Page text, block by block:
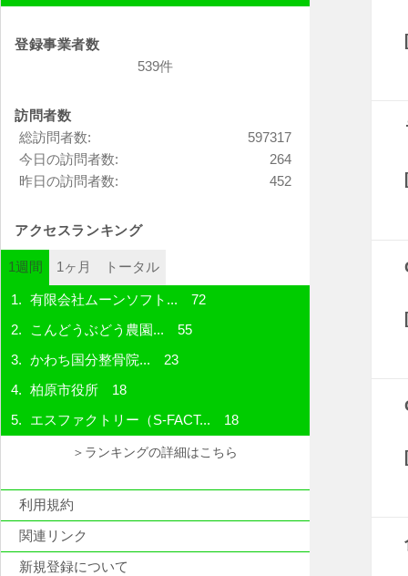
登録事業者数
539件
訪問者数
597317
総訪問者数:
264
今日の訪問者数:
452
昨日の訪問者数:
アクセスランキング
1週間 1ヶ月 トータル
有限会社ムーンソフト... 72
こんどうぶどう農園... 55
かわち国分整骨院... 23
柏原市役所18
エスファクトリー（S-FACT... 18
＞ランキングの詳細はこちら
利用規約
関連リンク
新規登録について